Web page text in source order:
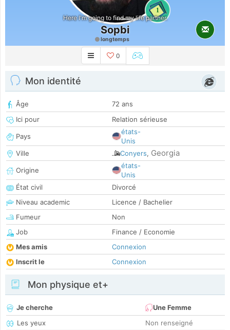
1
Here I'm going to find my life partner.
Sopbi
longtemps
0
Mon identité
Âge
72 ans
Ici pour
Relation sérieuse
Pays
états-
Unis
Ville
Conyers, Georgia
Origine
états-
Unis
État civil
Divorcé
Niveau academic
Licence / Bachelier
Fumeur
Non
Job
Finance / Economie
Mes amis
Connexion
Inscrit le
Connexion
Mon physique et+
Je cherche
Une Femme
Les yeux
Non renseigné